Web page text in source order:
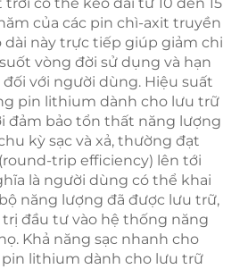
của các pin chì-axit truyền
này trực tiếp giúp giảm chi
vòng đời sử dụng và hạn
với người dùng. Hiệu suất
pin lithium dành cho lưu trữ
đảm bảo tổn thất năng lượng
kỳ sạc và xả, thường đạt
trip efficiency) lên tới
là người dùng có thể khai
năng lượng đã được lưu trữ,
đầu tư vào hệ thống năng
Khả năng sạc nhanh cho
lithium dành cho lưu trữ